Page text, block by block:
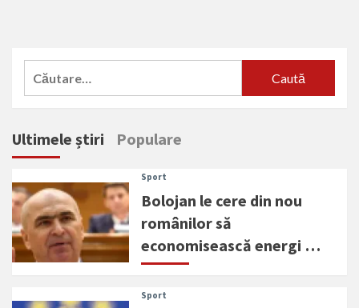
Caută
Ultimele știri Populare
Sport
Bolojan le cere din nou
românilor să
economisească energi …
Sport